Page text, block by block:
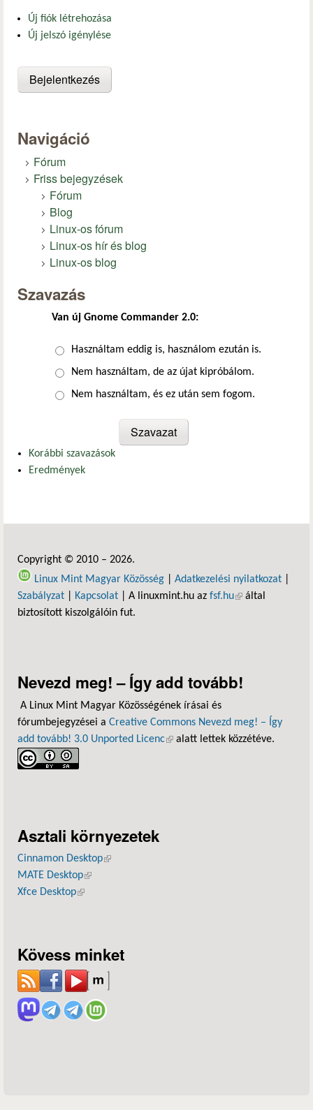
Új fiók létrehozása
Új jelszó igénylése
Navigáció
Fórum
Friss bejegyzések
Fórum
Blog
Linux-os fórum
Linux-os hír és blog
Linux-os blog
Szavazás
Van új Gnome Commander 2.0:
Választások
Használtam eddig is, használom ezután is.
Nem használtam, de az újat kipróbálom.
Nem használtam, és ez után sem fogom.
Korábbi szavazások
Eredmények
Copyright © 2010 – 2026.
Linux Mint Magyar Közösség
Adatkezelési nyilatkozat
Szabályzat
Kapcsolat | A linuxmint.hu az fsf.hu(külső hivatkozás)
által
biztosított kiszolgálóin fut.
Nevezd meg! – Így add tovább!
A Linux Mint Magyar Közösségének írásai és
fórumbejegyzései a Creative Commons Nevezd meg! – Így
add tovább! 3.0 Unported Licenc(külső hivatkozás)
alatt lettek közzétéve.
Asztali környezetek
Cinnamon Desktop(külső hivatkozás)
MATE Desktop(külső hivatkozás)
Xfce Desktop(külső hivatkozás)
Kövess minket